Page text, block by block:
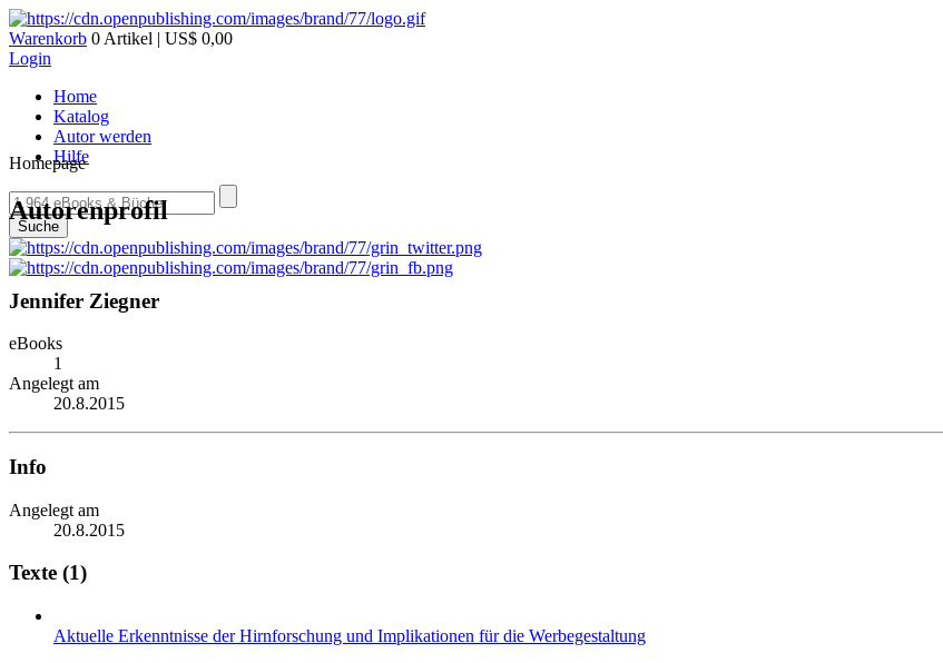
Warenkorb 0 Artikel | US$ 0,00
Login
Home
Katalog
Autor werden
Hilfe
Suche
Homepage
Autorenprofil
Jennifer Ziegner
eBooks
1
Angelegt am
20.8.2015
Info
Angelegt am
20.8.2015
Texte (1)
Aktuelle Erkenntnisse der Hirnforschung und Implikationen für die Werbegestaltung